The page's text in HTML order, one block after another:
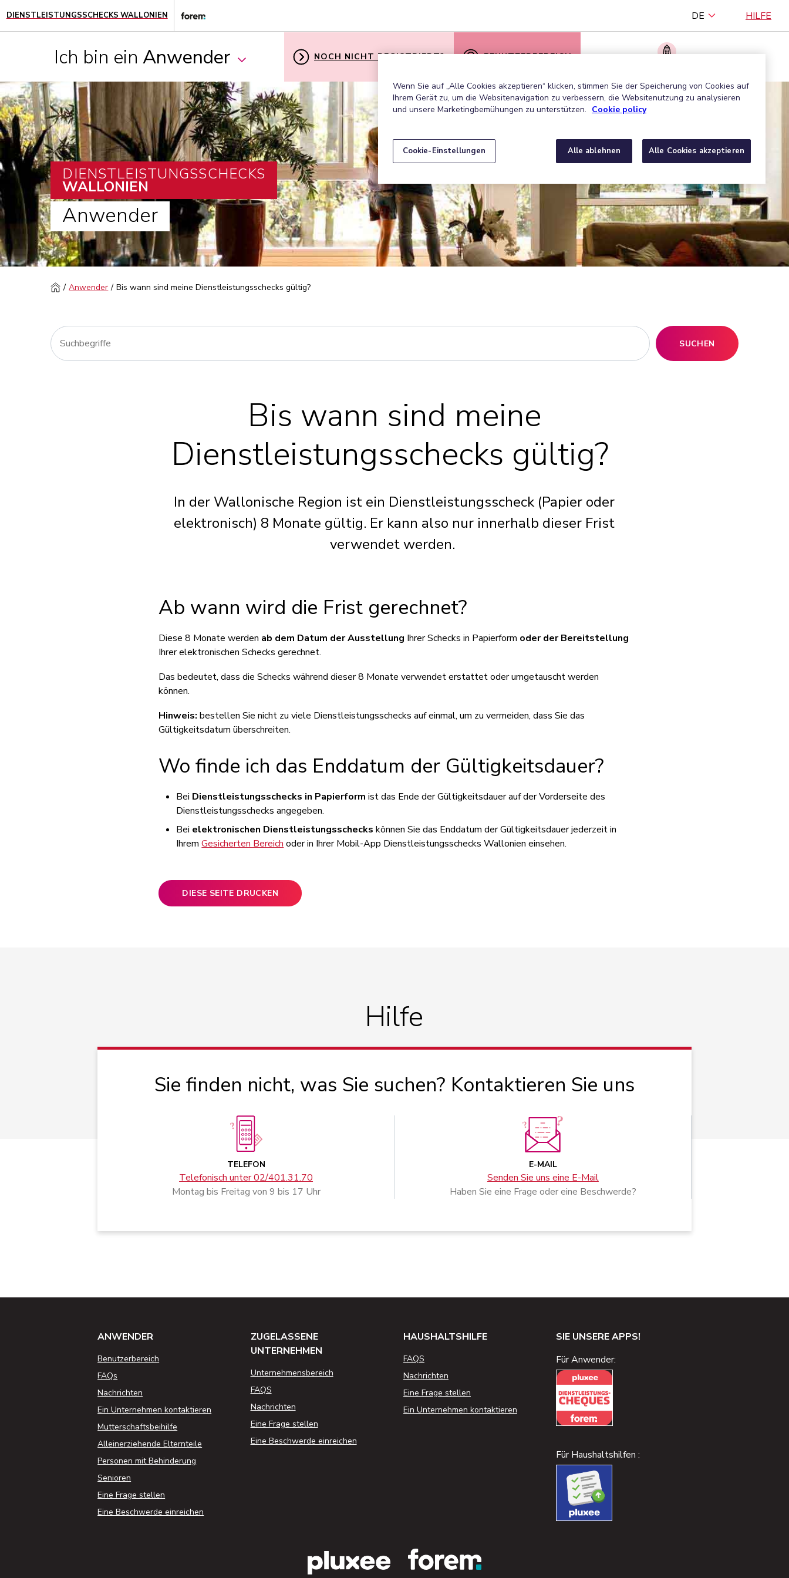
DIENSTLEISTUNGSSCHECKS WALLONIEN DE HILFE
Ich bin ein Anwender NOCH NICHT REGISTRIERT?
BENUTZERBEREICH
DIENSTLEISTUNGSSCHECKS
WALLONIEN
Anwender
Anwender Bis wann sind meine Dienstleistungsschecks gültig?
SUCHEN
Bis wann sind meine
Dienstleistungsschecks gültig?
In der Wallonische Region ist ein Dienstleistungsscheck (Papier oder
elektronisch) 8 Monate gültig. Er kann also nur innerhalb dieser Frist
verwendet werden.
Ab wann wird die Frist gerechnet?
Diese 8 Monate werden ab dem Datum der Ausstellung Ihrer Schecks in Papierform oder der Bereitstellung
Ihrer elektronischen Schecks gerechnet.
Das bedeutet, dass die Schecks während dieser 8 Monate verwendet erstattet oder umgetauscht werden
können.
Hinweis: bestellen Sie nicht zu viele Dienstleistungsschecks auf einmal, um zu vermeiden, dass Sie das
Gültigkeitsdatum überschreiten.
Wo finde ich das Enddatum der Gültigkeitsdauer?
Bei Dienstleistungsschecks in Papierform ist das Ende der Gültigkeitsdauer auf der Vorderseite des
Dienstleistungsschecks angegeben.
Bei elektronischen Dienstleistungsschecks können Sie das Enddatum der Gültigkeitsdauer jederzeit in
IhremGesicherten Bereich oder in Ihrer Mobil-App Dienstleistungsschecks Wallonien einsehen.
DIESE SEITE DRUCKEN
Hilfe
Sie finden nicht, was Sie suchen? Kontaktieren Sie uns
TELEFON
Telefonisch unter 02/401.31.70
Montag bis Freitag von 9 bis 17 Uhr
E-MAIL
Senden Sie uns eine E-Mail
Haben Sie eine Frage oder eine Beschwerde?
ANWENDER
Benutzerbereich
FAQs
Nachrichten
Ein Unternehmen kontaktieren
Mutterschaftsbeihilfe
Alleinerziehende Elternteile
Personen mit Behinderung
Senioren
Eine Frage stellen
Eine Beschwerde einreichen
ZUGELASSENE
UNTERNEHMEN
Unternehmensbereich
FAQS
Nachrichten
Eine Frage stellen
Eine Beschwerde einreichen
HAUSHALTSHILFE
FAQS
Nachrichten
Eine Frage stellen
Ein Unternehmen kontaktieren
SIE UNSERE APPS!
Für Anwender:
Für Haushaltshilfen :
Wenn Sie auf „Alle Cookies akzeptieren“ klicken, stimmen Sie der Speicherung von Cookies auf
Ihrem Gerät zu, um die Websitenavigation zu verbessern, die Websitenutzung zu analysieren
und unsere Marketingbemühungen zu unterstützen. Cookie policy
Alle ablehnen Alle Cookies akzeptieren
Cookie-Einstellungen